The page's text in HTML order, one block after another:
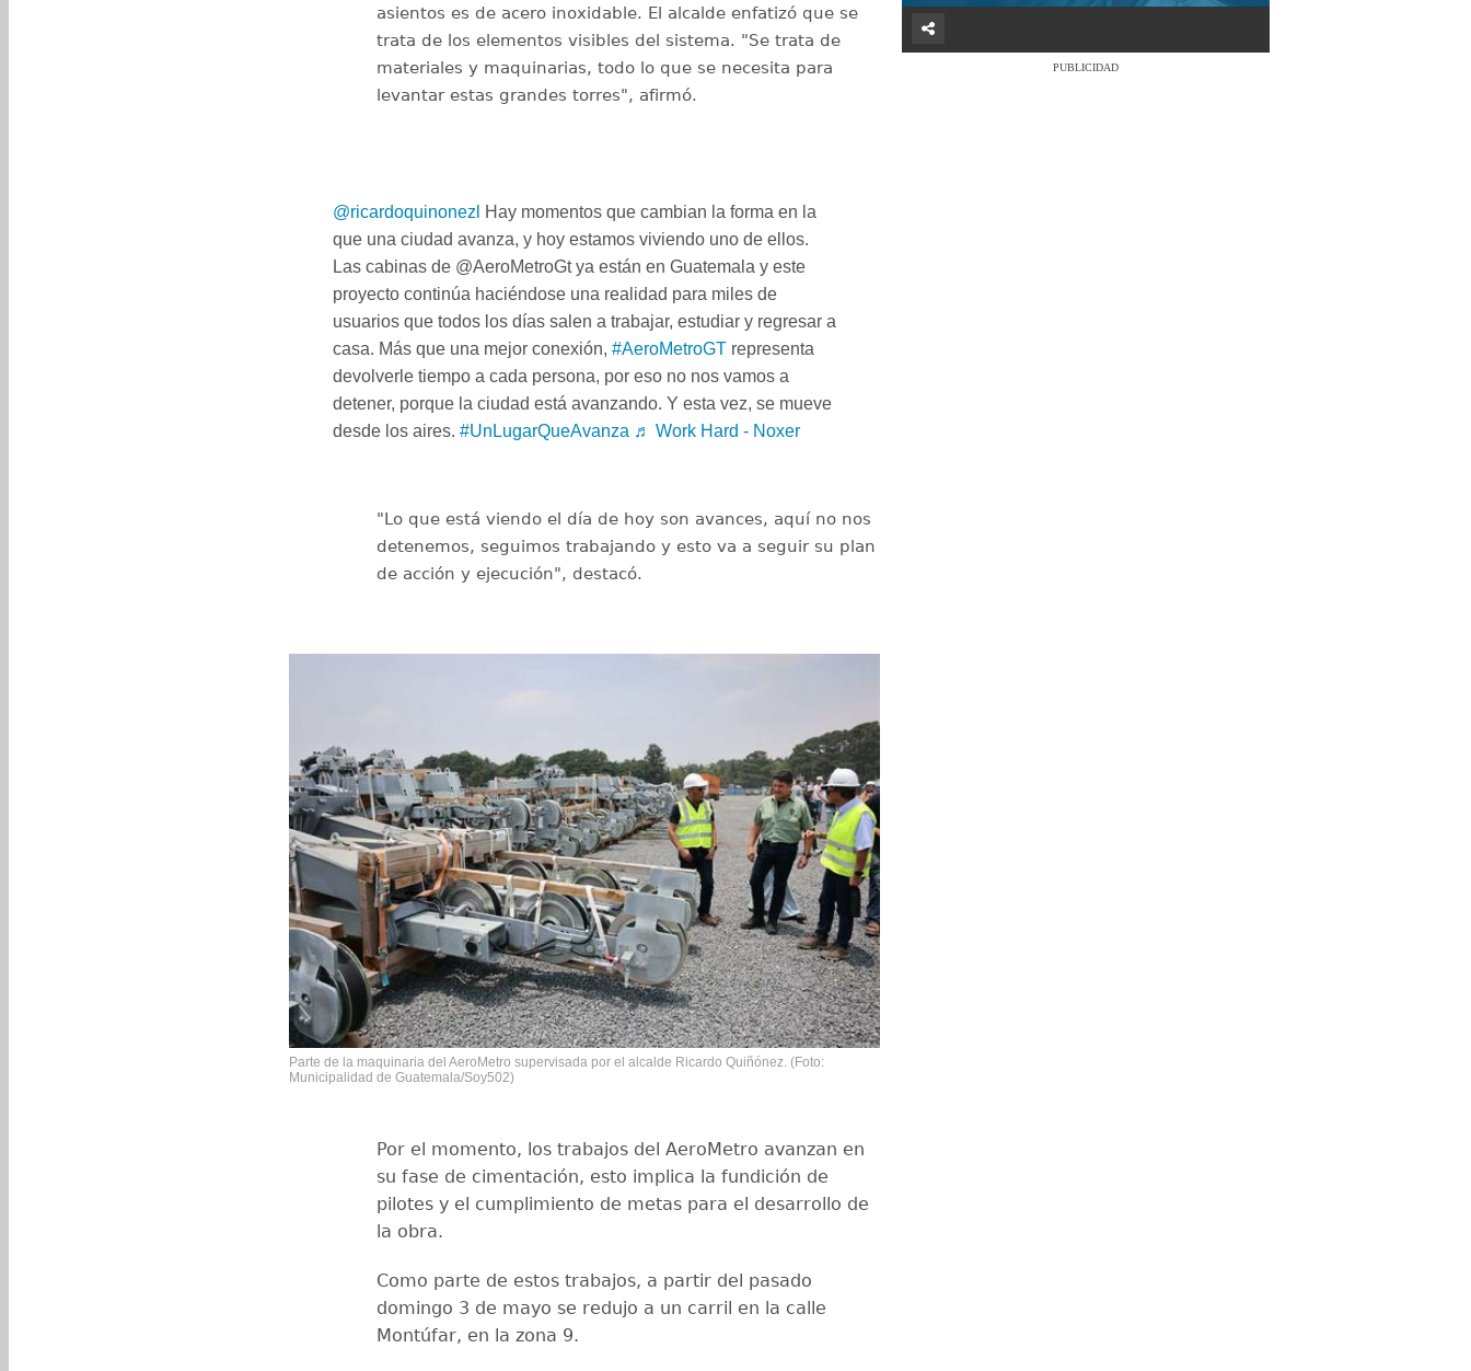
asientos es de acero inoxidable. El alcalde enfatizó que se
trata de los elementos visibles del sistema. "Se trata de
materiales y maquinarias, todo lo que se necesita para
levantar estas grandes torres", afirmó.
@ricardoquinonezl
Hay momentos que cambian la forma en la
que una ciudad avanza, y hoy estamos viviendo uno de ellos.
Las cabinas de @AeroMetroGt ya están en Guatemala y este
proyecto continúa haciéndose una realidad para miles de
usuarios que todos los días salen a trabajar, estudiar y regresar a
casa. Más que una mejor conexión, #AeroMetroGT representa
devolverle tiempo a cada persona, por eso no nos vamos a
detener, porque la ciudad está avanzando. Y esta vez, se mueve
desde los aires. #UnLugarQueAvanza ♬ Work Hard - Noxer
"Lo que está viendo el día de hoy son avances, aquí no nos
detenemos, seguimos trabajando y esto va a seguir su plan
de acción y ejecución", destacó.
Parte de la maquinaria del AeroMetro supervisada por el alcalde Ricardo Quiñónez. (Foto:
Municipalidad de Guatemala/Soy502)
Por el momento, los trabajos del AeroMetro avanzan en
su fase de cimentación, esto implica la fundición de
pilotes y el cumplimiento de metas para el desarrollo de
la obra.
Como parte de estos trabajos, a partir del pasado
domingo 3 de mayo se redujo a un carril en la calle
Montúfar, en la zona 9.
PUBLICIDAD